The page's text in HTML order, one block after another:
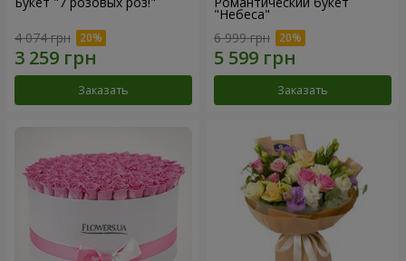
4 074 грн
Заказать
"Небеса"
6 999 грн
Заказать